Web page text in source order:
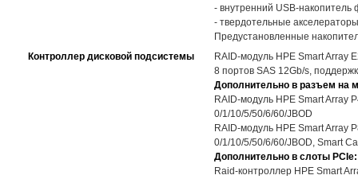
- внутренний USB-накопитель
- твердотельные
Предустановленные
Контроллер дисковой подсистемы
RAID-модуль HPE Smart Array
8 портов SAS 12Gb/s,
Дополнительно в разъем на
RAID-модуль HPE Smart Array
0/1/10/5/50/6/60/JBOD
RAID-модуль HPE Smart Array
0/1/10/5/50/6/60/JBOD, Smart
Дополнительно в слоты PCIe:
Raid-контроллер HPE Smart